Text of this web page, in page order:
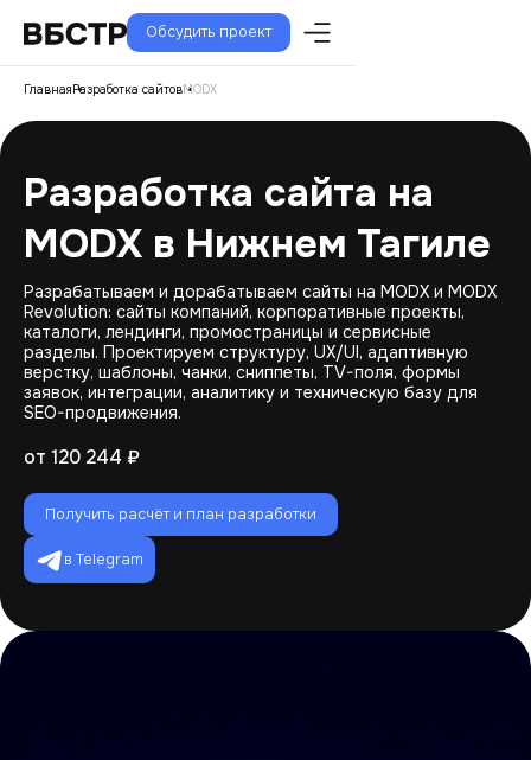
Обсудить проект
ГлавнаяРазработка сайтовMODX
Разработка сайта на
MODX в Нижнем Тагиле
Разрабатываем и дорабатываем сайты на MODX и MODX
Revolution: сайты компаний, корпоративные проекты,
каталоги, лендинги, промостраницы и сервисные
разделы. Проектируем структуру, UX/UI, адаптивную
верстку, шаблоны, чанки, сниппеты, TV-поля, формы
заявок, интеграции, аналитику и техническую базу для
SEO-продвижения.
от 120 244 ₽
Получить расчёт и план разработки
в Telegram